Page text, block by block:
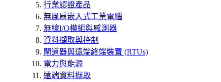
行業認證產品
無風扇嵌入式工業電腦
無線I/O模組與感測器
資料擷取與控制
閘道器與遠端終端裝置 (RTUs)
電力與能源
遠端資料擷取